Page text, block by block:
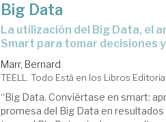
Big Data
la utilización del Big Data, el análisis y los parámetros
Smart para tomar decisiones
Marr, Bernard
TEELL. Todo Está en los Libros
“Big Data. Conviértase en smart:
promesa del Big Data en